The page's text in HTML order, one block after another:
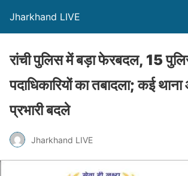
Jharkhand LIVE
रांची पुलिस में बड़ा फेरबदल, 15
पदाधिकारियों का तबादला; कई
प्रभारी बदले
Jharkhand LIVE